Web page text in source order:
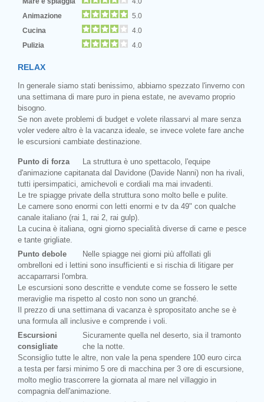
Animazione
5.0
Cucina
4.0
Pulizia
4.0
RELAX
In generale siamo stati benissimo, abbiamo spezzato l'inverno con
una settimana di mare puro in piena estate, ne avevamo proprio
bisogno.
Se non avete problemi di budget e volete rilassarvi al mare senza
voler vedere altro è la vacanza ideale, se invece volete fare anche
le escursioni cambiate destinazione.
Punto di forza
La struttura è uno spettacolo, l'equipe
d'animazione capitanata dal Davidone (Davide Nanni) non ha rivali,
tutti ipersimpatici, amichevoli e cordiali ma mai invadenti.
Le tre spiagge private della struttura sono molto belle e pulite.
Le camere sono enormi con letti enormi e tv da 49" con qualche
canale italiano (rai 1, rai 2, rai gulp).
La cucina è italiana, ogni giorno specialità diverse di carne e pesce
e tante grigliate.
Punto debole
Nelle spiagge nei giorni più affollati gli
ombrelloni ed i lettini sono insufficienti e si rischia di litigare per
accaparrarsi l'ombra.
Le escursioni sono descritte e vendute come se fossero le sette
meraviglie ma rispetto al costo non sono un granché.
Il prezzo di una settimana di vacanza è spropositato anche se è
una formula all inclusive e comprende i voli.
Escursioni
consigliate
Sicuramente quella nel deserto, sia il tramonto
che la notte.
Sconsiglio tutte le altre, non vale la pena spendere 100 euro circa
a testa per farsi minimo 5 ore di macchina per 3 ore di escursione,
molto meglio trascorrere la giornata al mare nel villaggio in
compagnia dell'animazione.